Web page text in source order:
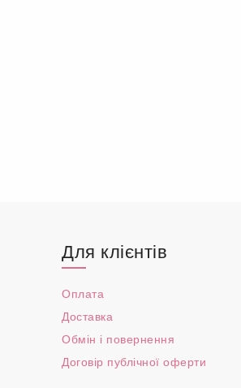
Для клієнтів
Оплата
Доставка
Обмін і повернення
Договір публічної оферти